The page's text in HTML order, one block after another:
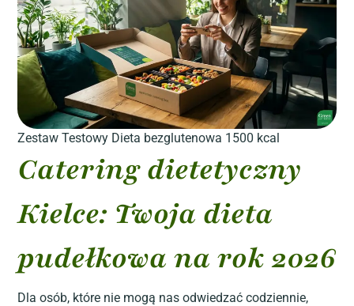
Zestaw Testowy Dieta bezglutenowa 1500 kcal
Catering dietetyczny
Kielce: Twoja dieta
pudełkowa na rok 2026
Dla osób, które nie mogą nas odwiedzać codziennie,